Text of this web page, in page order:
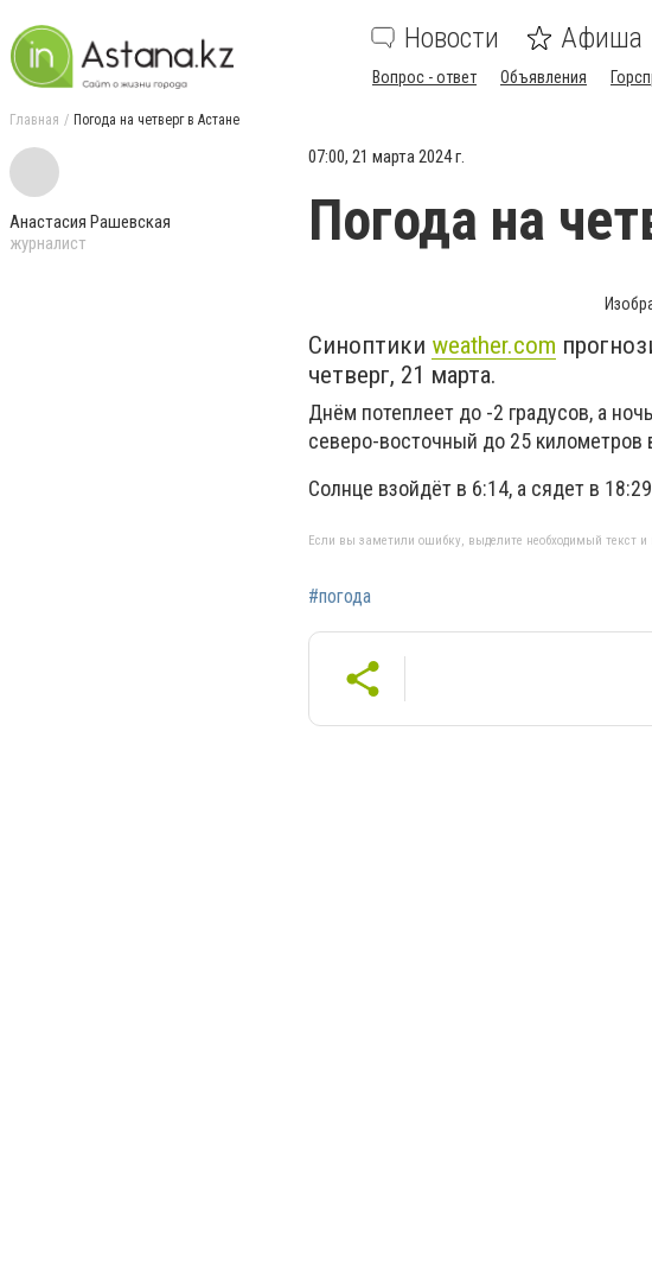
Новости Афиша
Вопрос - ответ Объявления
Главная Погода на четверг в Астане
Анастасия Рашевская
журналист
07:00, 21 марта 2024 г.
Погода на
Синоптики weather.com
четверг, 21 марта.
Днём потеплеет до -2 градусов, а
северо-восточный до 25 километров
Солнце взойдёт в 6:14, а сядет в
Если вы заметили ошибку, выделите необходимый текст
#погода